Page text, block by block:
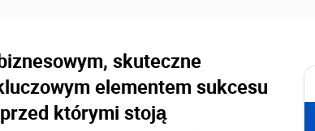
skuteczne
elementem sukcesu
którymi stoją